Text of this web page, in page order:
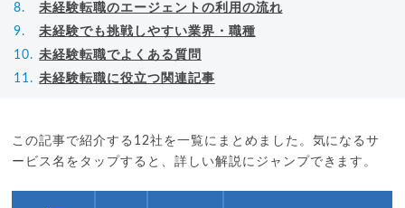
未経験転職のエージェントの利用の流れ
未経験でも挑戦しやすい業界・職種
未経験転職でよくある質問
未経験転職に役立つ関連記事
この記事で紹介する12社を一覧にまとめました。気になるサ
ービス名をタップすると、詳しい解説にジャンプできます。